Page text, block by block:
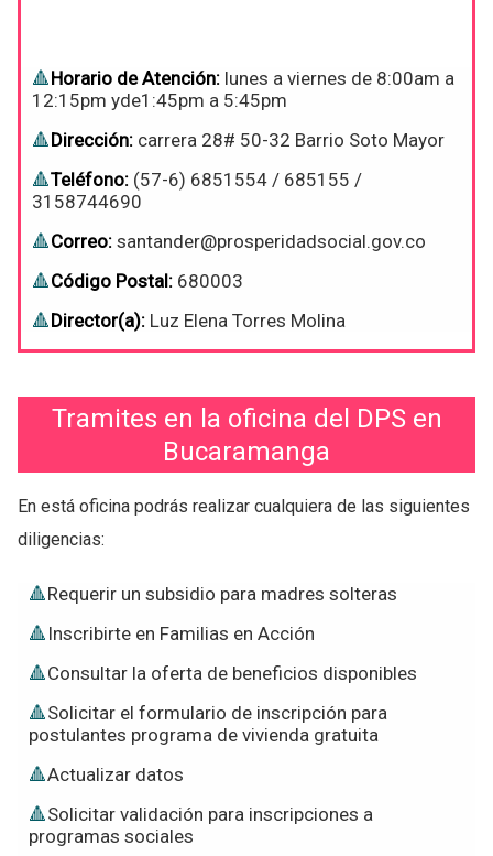
Horario de Atención: lunes a viernes de 8:00am a
12:15pm yde1:45pm a 5:45pm
Dirección: carrera 28# 50-32 Barrio Soto Mayor
Teléfono: (57-6) 6851554 / 685155 /
3158744690
Correo: santander@prosperidadsocial.gov.co
Código Postal: 680003
Director(a): Luz Elena Torres Molina
Tramites en la oficina del DPS en
Bucaramanga
En está oficina podrás realizar cualquiera de las siguientes
diligencias:
Requerir un subsidio para madres solteras
Inscribirte en Familias en Acción
Consultar la oferta de beneficios disponibles
Solicitar el formulario de inscripción para
postulantes programa de vivienda gratuita
Actualizar datos
Solicitar validación para inscripciones a
programas sociales